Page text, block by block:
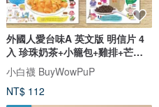
外國人愛台味A 英文版 明信片 4
入 珍珠奶茶+小籠包+雞排+芒果
冰
小白襪 BuyWowPuP
NT$ 112